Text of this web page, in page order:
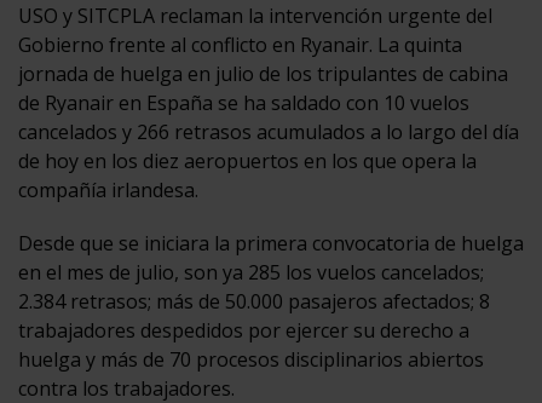
USO y SITCPLA reclaman la intervención urgente del
Gobierno frente al conflicto en Ryanair. La quinta
jornada de huelga en julio de los tripulantes de cabina
de Ryanair en España se ha saldado con 10 vuelos
cancelados y 266 retrasos acumulados a lo largo del día
de hoy en los diez aeropuertos en los que opera la
compañía irlandesa.
Desde que se iniciara la primera convocatoria de huelga
en el mes de julio, son ya 285 los vuelos cancelados;
2.384 retrasos; más de 50.000 pasajeros afectados; 8
trabajadores despedidos por ejercer su derecho a
huelga y más de 70 procesos disciplinarios abiertos
contra los trabajadores.